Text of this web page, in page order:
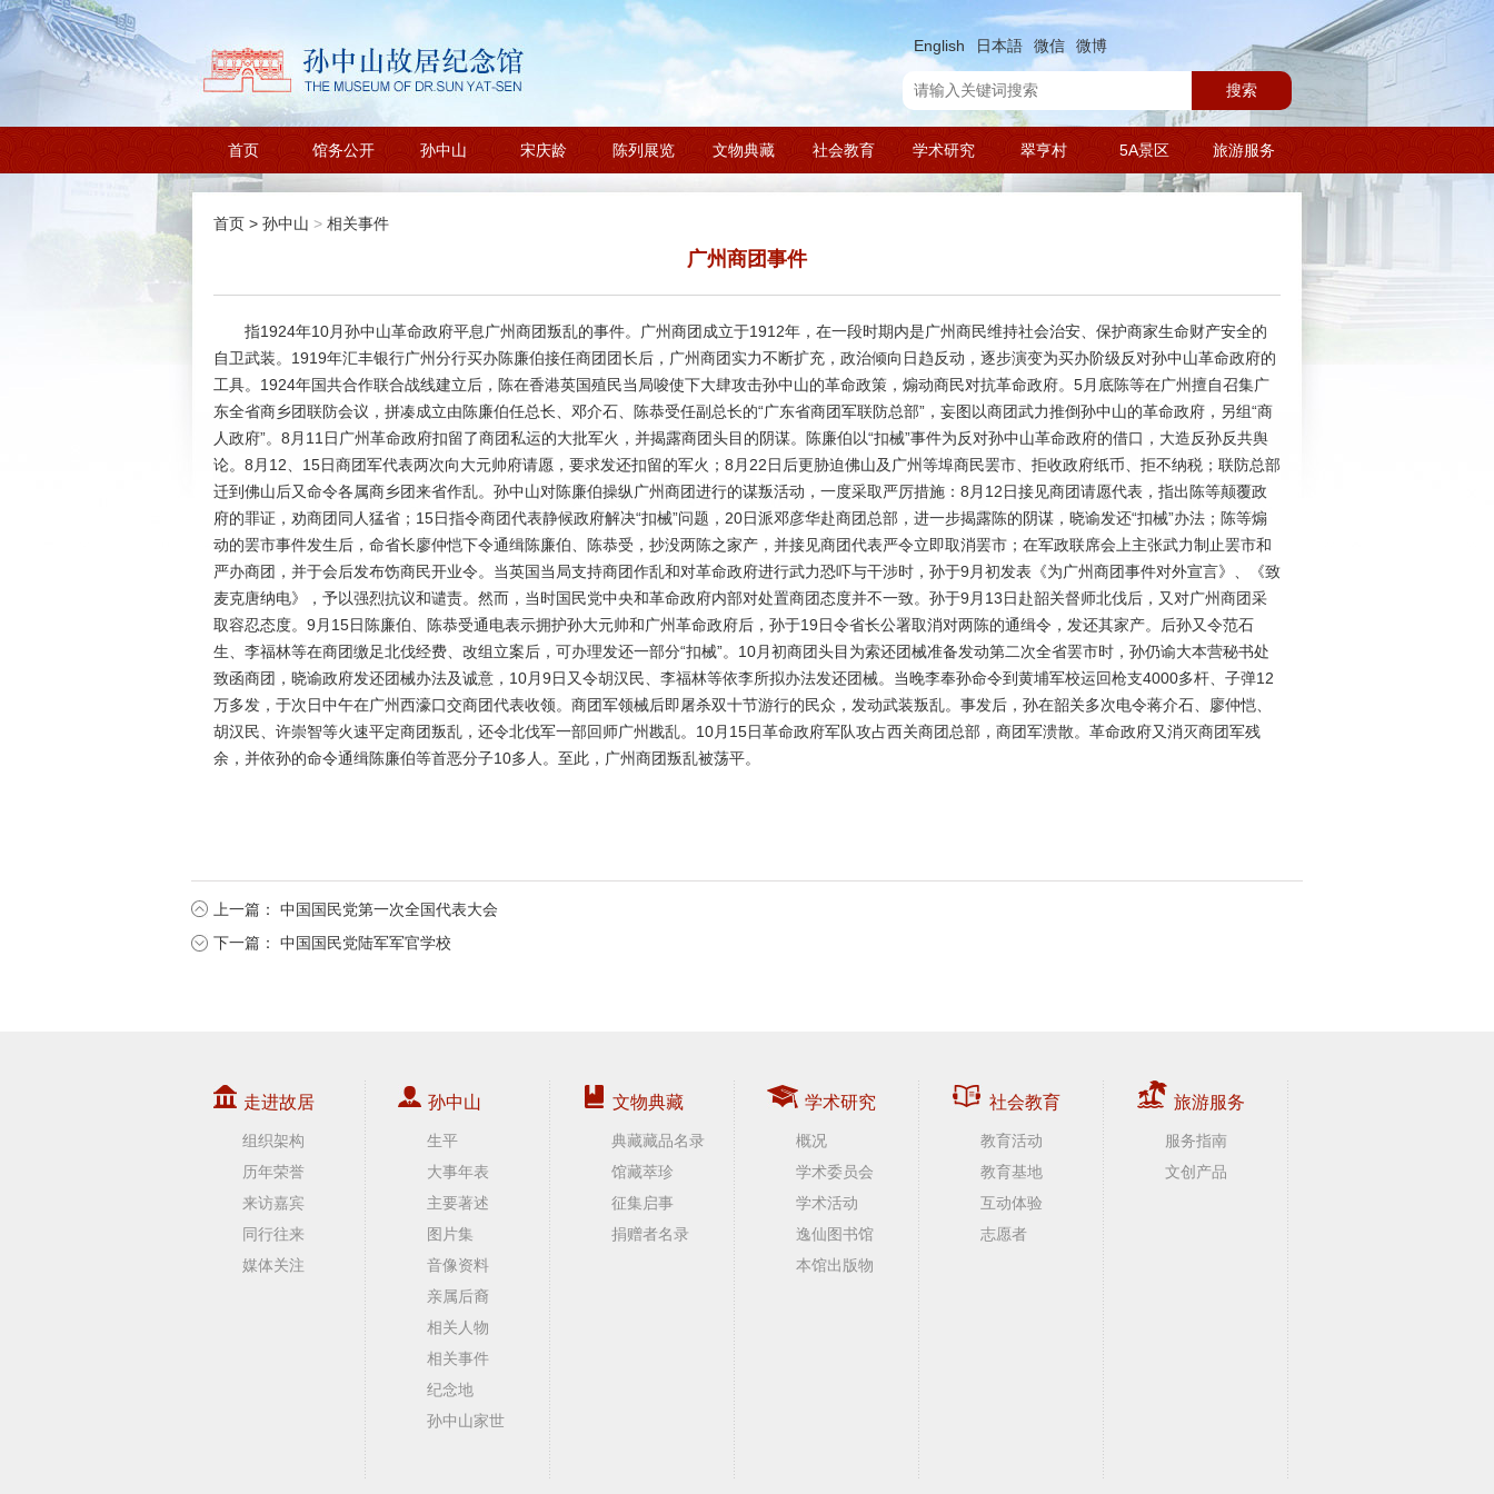
English 日本語 微信 微博
搜索
首页 馆务公开 孙中山 宋庆龄 陈列展览 文物典藏 社会教育 学术研究 翠亨村 5A景区 旅游服务
首页 > 孙中山 > 相关事件
广州商团事件
指1924年10月孙中山革命政府平息广州商团叛乱的事件。广州商团成立于1912年，在一段时期内是广州商民维持社会治安、保护商家生命财产安全的
自卫武装。1919年汇丰银行广州分行买办陈廉伯接任商团团长后，广州商团实力不断扩充，政治倾向日趋反动，逐步演变为买办阶级反对孙中山革命政府的
工具。1924年国共合作联合战线建立后，陈在香港英国殖民当局唆使下大肆攻击孙中山的革命政策，煽动商民对抗革命政府。5月底陈等在广州擅自召集广
东全省商乡团联防会议，拼凑成立由陈廉伯任总长、邓介石、陈恭受任副总长的“广东省商团军联防总部”，妄图以商团武力推倒孙中山的革命政府，另组“商
人政府”。8月11日广州革命政府扣留了商团私运的大批军火，并揭露商团头目的阴谋。陈廉伯以“扣械”事件为反对孙中山革命政府的借口，大造反孙反共舆
论。8月12、15日商团军代表两次向大元帅府请愿，要求发还扣留的军火；8月22日后更胁迫佛山及广州等埠商民罢市、拒收政府纸币、拒不纳税；联防总部
迁到佛山后又命令各属商乡团来省作乱。孙中山对陈廉伯操纵广州商团进行的谋叛活动，一度采取严厉措施：8月12日接见商团请愿代表，指出陈等颠覆政
府的罪证，劝商团同人猛省；15日指令商团代表静候政府解决“扣械”问题，20日派邓彦华赴商团总部，进一步揭露陈的阴谋，晓谕发还“扣械”办法；陈等煽
动的罢市事件发生后，命省长廖仲恺下令通缉陈廉伯、陈恭受，抄没两陈之家产，并接见商团代表严令立即取消罢市；在军政联席会上主张武力制止罢市和
严办商团，并于会后发布饬商民开业令。当英国当局支持商团作乱和对革命政府进行武力恐吓与干涉时，孙于9月初发表《为广州商团事件对外宣言》、《致
麦克唐纳电》，予以强烈抗议和谴责。然而，当时国民党中央和革命政府内部对处置商团态度并不一致。孙于9月13日赴韶关督师北伐后，又对广州商团采
取容忍态度。9月15日陈廉伯、陈恭受通电表示拥护孙大元帅和广州革命政府后，孙于19日令省长公署取消对两陈的通缉令，发还其家产。后孙又令范石
生、李福林等在商团缴足北伐经费、改组立案后，可办理发还一部分“扣械”。10月初商团头目为索还团械准备发动第二次全省罢市时，孙仍谕大本营秘书处
致函商团，晓谕政府发还团械办法及诚意，10月9日又令胡汉民、李福林等依李所拟办法发还团械。当晚李奉孙命令到黄埔军校运回枪支4000多杆、子弹12
万多发，于次日中午在广州西濠口交商团代表收领。商团军领械后即屠杀双十节游行的民众，发动武装叛乱。事发后，孙在韶关多次电令蒋介石、廖仲恺、
胡汉民、许崇智等火速平定商团叛乱，还令北伐军一部回师广州戡乱。10月15日革命政府军队攻占西关商团总部，商团军溃散。革命政府又消灭商团军残
余，并依孙的命令通缉陈廉伯等首恶分子10多人。至此，广州商团叛乱被荡平。
上一篇： 中国国民党第一次全国代表大会
下一篇： 中国国民党陆军军官学校
走进故居
组织架构
历年荣誉
来访嘉宾
同行往来
媒体关注
孙中山
生平
大事年表
主要著述
图片集
音像资料
亲属后裔
相关人物
相关事件
纪念地
孙中山家世
文物典藏
典藏藏品名录
馆藏萃珍
征集启事
捐赠者名录
学术研究
概况
学术委员会
学术活动
逸仙图书馆
本馆出版物
社会教育
教育活动
教育基地
互动体验
志愿者
旅游服务
服务指南
文创产品